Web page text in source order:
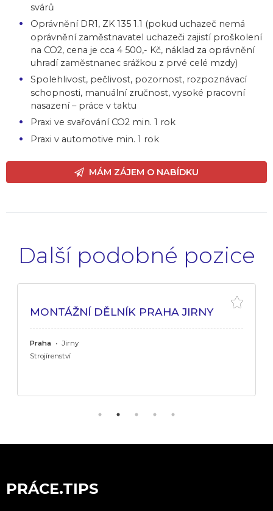
svárů
Oprávnění DR1, ZK 135 1.1 (pokud uchazeč nemá
oprávnění zaměstnavatel uchazeči zajistí proškolení
na CO2, cena je cca 4 500,- Kč, náklad za oprávnění
uhradí zaměstnanec srážkou z prvé celé mzdy)
Spolehlivost, pečlivost, pozornost, rozpoznávací
schopnosti, manuální zručnost, vysoké pracovní
nasazení – práce v taktu
Praxi ve svařování CO2 min. 1 rok
Praxi v automotive min. 1 rok
MÁM ZÁJEM O NABÍDKU
Další podobné pozice
MONTÁŽNÍ DĚLNÍK PRAHA JIRNY
Praha • Jirny
Strojírenství
PRÁCE.TIPS